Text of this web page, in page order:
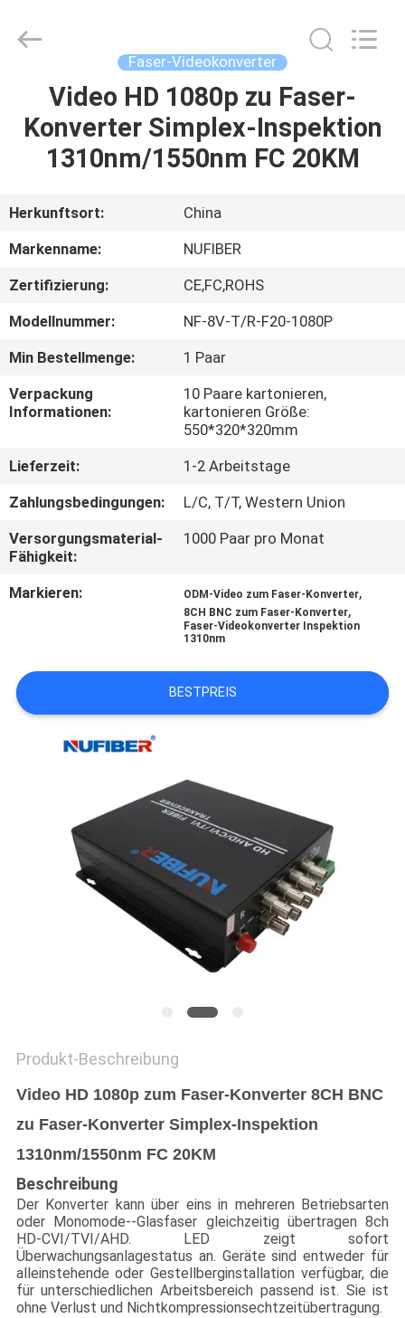
HAUS
PRODUKTE
ÜBER
UNS
FABRIK-
AUSFLUG
QUALITÄTSKONTROLLE
SIE
MIT
UNS
IN
VERBINDUNG
FORDERN
SITEMAP
DATENSCHUTZRICHTLINIE
Rights
Faser-Videokonverter
Video HD 1080p zu Faser-
Konverter Simplex-Inspektion
1310nm/1550nm FC 20KM
Herkunftsort:
China
Markenname:
NUFIBER
Zertifizierung:
CE,FC,ROHS
Modellnummer:
NF-8V-T/R-F20-1080P
Min Bestellmenge:
1 Paar
Verpackung
Informationen:
10 Paare kartonieren,
kartonieren Größe:
550*320*320mm
Lieferzeit:
1-2 Arbeitstage
Zahlungsbedingungen:
L/C, T/T, Western Union
Versorgungsmaterial-
Fähigkeit:
1000 Paar pro Monat
Markieren: ODM-Video zum Faser-Konverter,
8CH BNC zum Faser-Konverter,
Faser-Videokonverter Inspektion
1310nm
BESTPREIS
Produkt-Beschreibung
Video HD 1080p zum Faser-Konverter 8CH BNC
zu Faser-Konverter Simplex-Inspektion
1310nm/1550nm FC 20KM
Beschreibung
Der Konverter kann über eins in mehreren Betriebsarten
oder Monomode--Glasfaser gleichzeitig übertragen 8ch
HD-CVI/TVI/AHD. LED zeigt sofort
Überwachungsanlagestatus an. Geräte sind entweder für
alleinstehende oder Gestellberginstallation verfügbar, die
für unterschiedlichen Arbeitsbereich passend ist. Sie ist
ohne Verlust und Nichtkompressionsechtzeitübertragung.